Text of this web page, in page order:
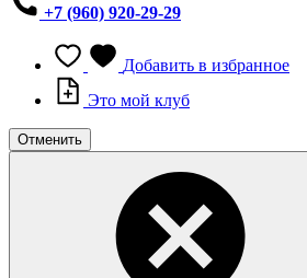
+7 (960) 920-29-29
Добавить в избранное
Это мой клуб
Отменить